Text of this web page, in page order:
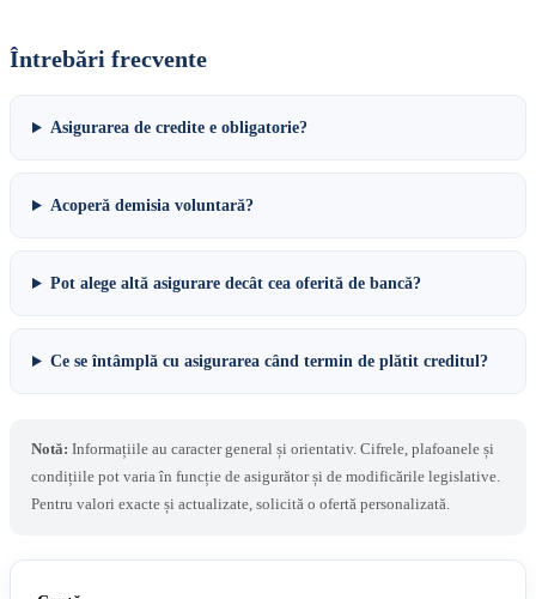
Întrebări frecvente
Asigurarea de credite e obligatorie?
Acoperă demisia voluntară?
Pot alege altă asigurare decât cea oferită de bancă?
Ce se întâmplă cu asigurarea când termin de plătit creditul?
Notă: Informațiile au caracter general și orientativ. Cifrele, plafoanele și
condițiile pot varia în funcție de asigurător și de modificările legislative.
Pentru valori exacte și actualizate, solicită o ofertă personalizată.